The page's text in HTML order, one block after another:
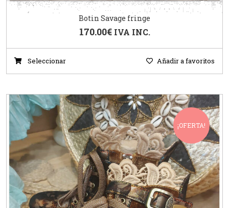
Botin Savage fringe
170.00€ IVA INC.
Seleccionar Añadir a favoritos
¡OFERTA!